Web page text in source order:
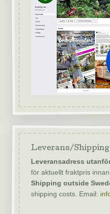
Leverans/Shipping
Leveransadress
för aktuellt fraktpris
Shipping outside
shipping costs. Email: